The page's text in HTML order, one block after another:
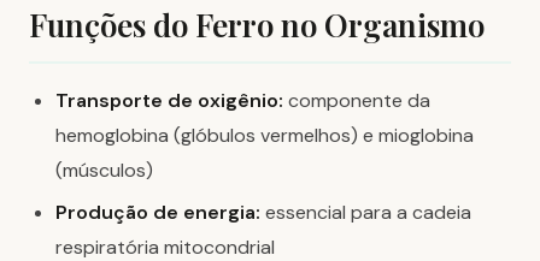
Funções do Ferro no Organismo
Transporte de oxigênio: componente da
hemoglobina (glóbulos vermelhos) e mioglobina
(músculos)
Produção de energia: essencial para a cadeia
respiratória mitocondrial